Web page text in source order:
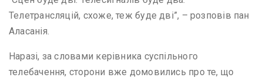
Телетрансляцій, схоже, теж буде дві”, – розповів пан
Аласанія.
Наразі, за словами керівника суспільного
телебачення, сторони вже домовились про те, що